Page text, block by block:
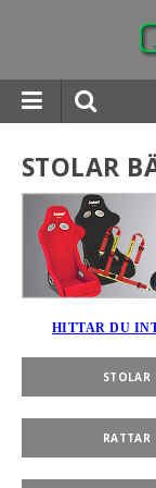
STOLAR
HITTAR DU
STOLAR
RATTAR